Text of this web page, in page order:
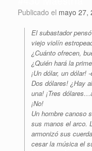
Publicado el mayo 27,
El subastador
viejo violín
¿Cuánto ofrecen,
¿Quién hará la
¡Un dólar, un dólar!
Dos dólares! ¿Hay
una! ¡Tres
¡No!
Un hombre canoso
sus manos el arco.
armonizó sus
cesar la música el